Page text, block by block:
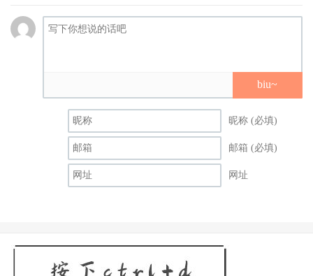
biu~
昵称 (必填)
邮箱 (必填)
网址